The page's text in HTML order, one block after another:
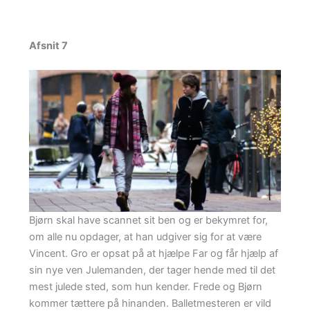
Afsnit 7
Bjørn skal have scannet sit ben og er bekymret for,
om alle nu opdager, at han udgiver sig for at være
Vincent. Gro er opsat på at hjælpe Far og får hjælp af
sin nye ven Julemanden, der tager hende med til det
mest julede sted, som hun kender. Frede og Bjørn
kommer tættere på hinanden. Balletmesteren er vild